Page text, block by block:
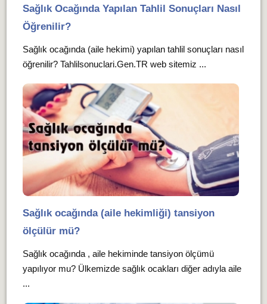
Sağlık Ocağında Yapılan Tahlil Sonuçları Nasıl
Öğrenilir?
Sağlık ocağında (aile hekimi) yapılan tahlil sonuçları nasıl
öğrenilir? Tahlilsonuclari.Gen.TR web sitemiz ...
Sağlık ocağında (aile hekimliği) tansiyon
ölçülür mü?
Sağlık ocağında , aile hekiminde tansiyon ölçümü
yapılıyor mu? Ülkemizde sağlık ocakları diğer adıyla aile
...